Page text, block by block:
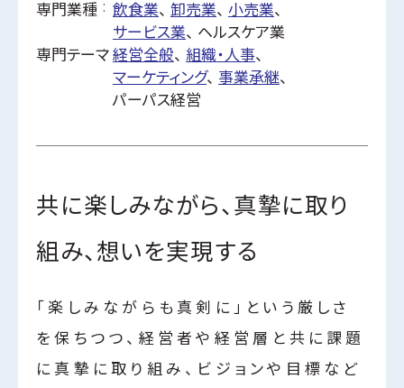
個人情報保護方針
専門業種
飲食業 卸売業
小売業
サービス業
ヘルスケア業
専門テーマ 経営全般
組織・人事
マーケティング
事業承継
パーパス経営
共に楽しみながら、真摯に取り
組み、想いを実現する
「楽しみながらも真剣に」という厳しさ
を保ちつつ、経営者や経営層と共に課題
に真摯に取り組み、ビジョンや目標など